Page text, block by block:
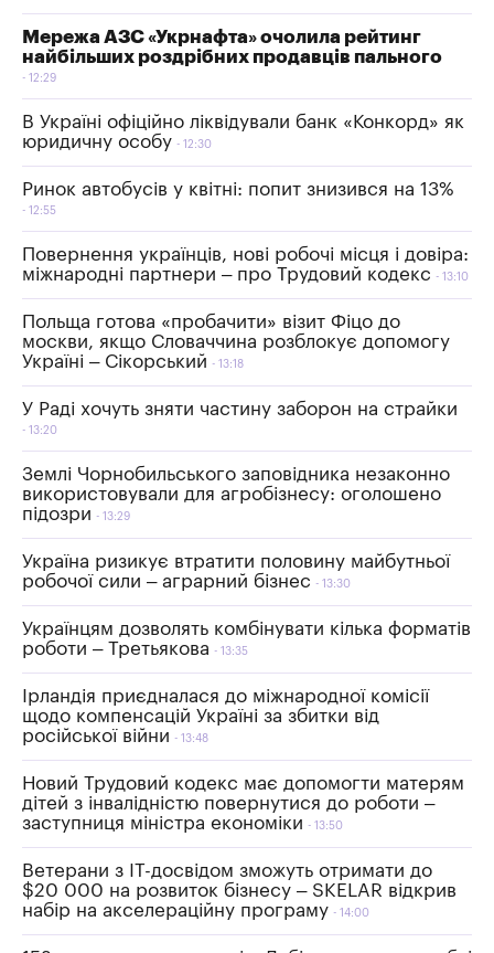
Мережа АЗС «Укрнафта» очолила рейтинг
найбільших роздрібних продавців пального
12:29
В Україні офіційно ліквідували банк «Конкорд» як
юридичну особу
12:30
Ринок автобусів у квітні: попит знизився на 13%
12:55
Повернення українців, нові робочі місця і довіра:
міжнародні партнери – про Трудовий кодекс
13:10
Польща готова «пробачити» візит Фіцо до
москви, якщо Словаччина розблокує допомогу
Україні – Сікорський
13:18
У Раді хочуть зняти частину заборон на страйки
13:20
Землі Чорнобильського заповідника незаконно
використовували для агробізнесу: оголошено
підозри
13:29
Україна ризикує втратити половину майбутньої
робочої сили – аграрний бізнес
13:30
Українцям дозволять комбінувати кілька форматів
роботи – Третьякова
13:35
Ірландія приєдналася до міжнародної комісії
щодо компенсацій Україні за збитки від
російської війни
13:48
Новий Трудовий кодекс має допомогти матерям
дітей з інвалідністю повернутися до роботи –
заступниця міністра економіки
13:50
Ветерани з IT-досвідом зможуть отримати до
$20 000 на розвиток бізнесу – SKELAR відкрив
набір на акселераційну програму
14:00